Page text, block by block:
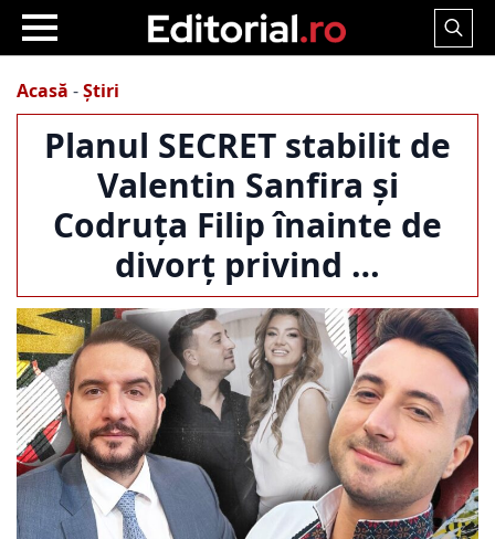
Search
Acasă -Știri
Planul SECRET stabilit de
Valentin Sanfira și
Codruța Filip înainte de
divorț privind …